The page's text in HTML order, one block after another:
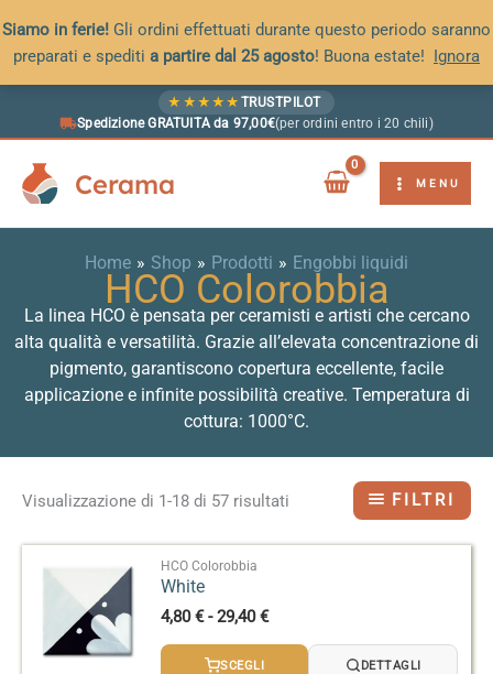
Siamo in ferie! Gli ordini effettuati durante questo periodo saranno
preparati e spediti a partire dal 25 agosto! Buona estate! Ignora
★ ★ ★ ★ ★ TRUSTPILOT
Spedizione GRATUITA da 97,00€(per ordini entro i 20 chili)
Cerama MENU
Home Shop Prodotti Engobbi liquidi
HCO Colorobbia
La linea HCO è pensata per ceramisti e artisti che cercano
alta qualità e versatilità. Grazie all’elevata concentrazione di
pigmento, garantiscono copertura eccellente, facile
applicazione e infinite possibilità creative. Temperatura di
cottura: 1000°C.
Visualizzazione di 1-18 di 57 risultati FILTRI
HCO Colorobbia
White
4,80€ - 29,40€Fascia
prezzo:
SCEGLI DETTAGLI